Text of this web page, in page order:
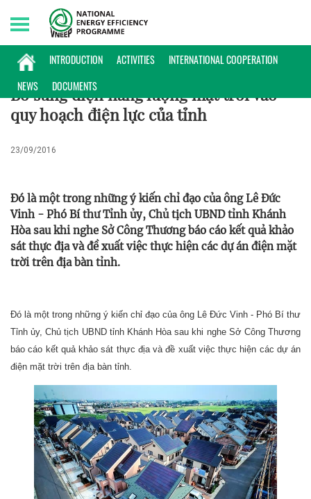
INTRODUCTION ACTIVITIES
INTERNATIONAL COOPERATION
NEWS
DOCUMENTS
Sunday, 09/08/2026 | 07:48 GMT+7
CHÍNH SÁCH
Bổ sung điện năng lượng mặt trời vào
quy hoạch điện lực của tỉnh
23/09/2016
Đó là một trong những ý kiến chỉ đạo của ông Lê Đức
Vinh - Phó Bí thư Tỉnh ủy, Chủ tịch UBND tỉnh Khánh
Hòa sau khi nghe Sở Công Thương báo cáo kết quả khảo
sát thực địa và đề xuất việc thực hiện các dự án điện mặt
trời trên địa bàn tỉnh.
Đó là một trong những ý kiến chỉ đạo của ông Lê Đức Vinh - Phó Bí thư
Tỉnh ủy, Chủ tịch UBND tỉnh Khánh Hòa sau khi nghe Sở Công Thương
báo cáo kết quả khảo sát thực địa và đề xuất việc thực hiện các dự án
điện mặt trời trên địa bàn tỉnh.